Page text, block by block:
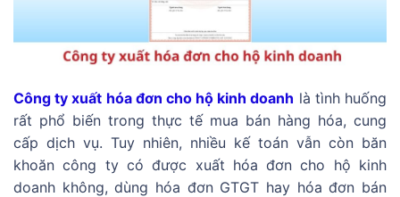
Công ty xuất hóa đơn cho hộ kinh doanh là tình huống
rất phổ biến trong thực tế mua bán hàng hóa, cung
cấp dịch vụ. Tuy nhiên, nhiều kế toán vẫn còn băn
khoăn công ty có được xuất hóa đơn cho hộ kinh
doanh không, dùng hóa đơn GTGT hay hóa đơn bán